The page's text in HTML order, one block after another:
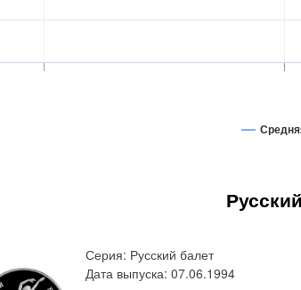
Серия: Русский балет
Дата выпуска: 07.06.1994